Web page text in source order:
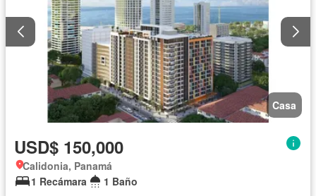
Casa
USD$ 150,000
Calidonia, Panamá
1 Recámara
1 Baño